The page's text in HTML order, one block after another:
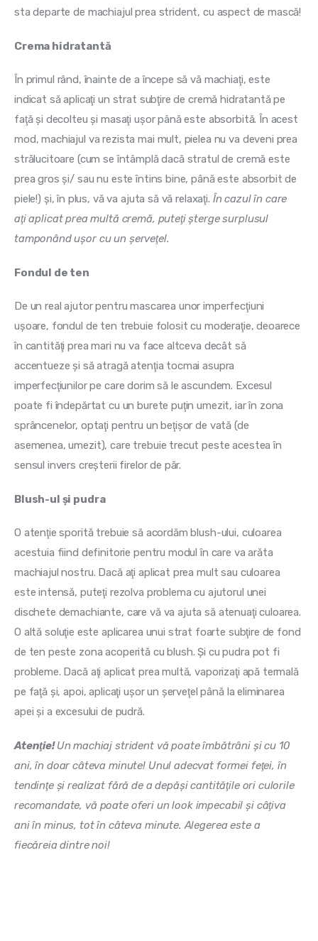
sta departe de machiajul prea strident, cu aspect de mască!
Crema hidratantă
În primul rând, înainte de a începe să vă machiaţi, este
indicat să aplicaţi un strat subţire de cremă hidratantă pe
faţă şi decolteu şi masaţi uşor până este absorbită. În acest
mod, machiajul va rezista mai mult, pielea nu va deveni prea
strălucitoare (cum se întâmplă dacă stratul de cremă este
prea gros şi/ sau nu este întins bine, până este absorbit de
piele!) şi, în plus, vă va ajuta să vă relaxaţi. În cazul în care
aţi aplicat prea multă cremă, puteţi şterge surplusul
tamponând uşor cu un şerveţel.
Fondul de ten
De un real ajutor pentru mascarea unor imperfecţiuni
uşoare, fondul de ten trebuie folosit cu moderaţie, deoarece
în cantităţi prea mari nu va face altceva decât să
accentueze şi să atragă atenţia tocmai asupra
imperfecţiunilor pe care dorim să le ascundem. Excesul
poate fi îndepărtat cu un burete puţin umezit, iar în zona
sprâncenelor, optaţi pentru un beţişor de vată (de
asemenea, umezit), care trebuie trecut peste acestea în
sensul invers creşterii firelor de păr.
Blush-ul şi pudra
O atenţie sporită trebuie să acordăm blush-ului, culoarea
acestuia fiind definitorie pentru modul în care va arăta
machiajul nostru. Dacă aţi aplicat prea mult sau culoarea
este intensă, puteţi rezolva problema cu ajutorul unei
dischete demachiante, care vă va ajuta să atenuaţi culoarea.
O altă soluţie este aplicarea unui strat foarte subţire de fond
de ten peste zona acoperită cu blush. Şi cu pudra pot fi
probleme. Dacă aţi aplicat prea multă, vaporizaţi apă termală
pe faţă şi, apoi, aplicaţi uşor un şerveţel până la eliminarea
apei şi a excesului de pudră.
Atenţie! Un machiaj strident vă poate îmbătrâni şi cu 10
ani, în doar câteva minute! Unul adecvat formei feţei, în
tendinţe şi realizat fără de a depăşi cantităţile ori culorile
recomandate, vă poate oferi un look impecabil şi câţiva
ani în minus, tot în câteva minute. Alegerea este a
fiecăreia dintre noi!